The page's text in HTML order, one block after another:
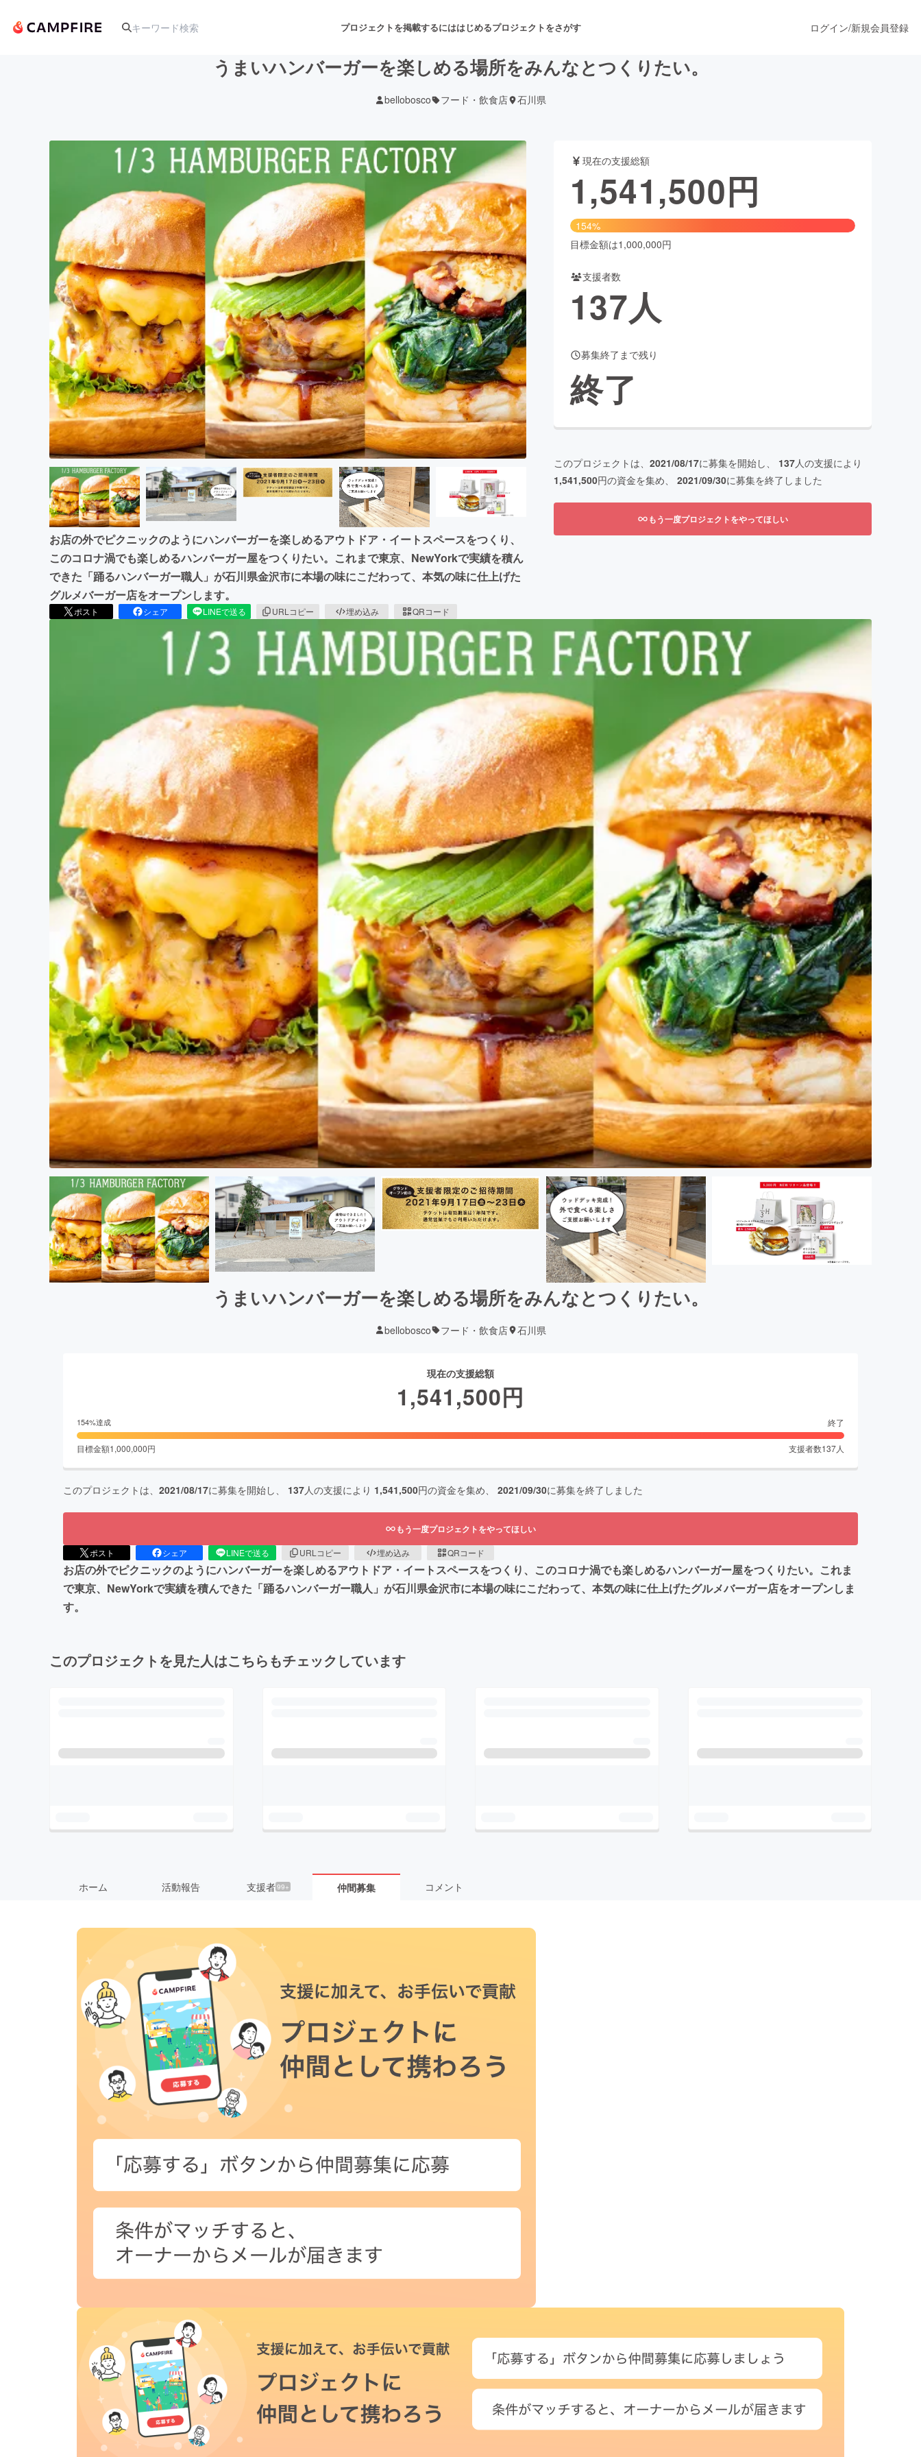
プロジェクトを掲載するにははじめるプロジェクトをさがす
アート・写真 音楽 舞台・パフォーマンス
テクノロジー・ガジェット ゲーム・サービス開発 フード・飲食店 ファッション
映像・映画 書籍・雑誌出版 アニメ・漫画
ビジネス・起業 チャレンジ ビューティー・ヘルスケア
まちづくり・地域活性化
CAMPFIRE for Social GoodCAMPFIRE Creation
CAMPFIREふるさと納税machi-yaコミュニティ
ログイン/新規会員登録
うまいハンバーガーを楽しめる場所をみんなとつくりたい。
bellobosco フード・飲食店 石川県
お店の外でピクニックのようにハンバーガーを楽しめるアウトドア・イートスペースをつくり、
このコロナ渦でも楽しめるハンバーガー屋をつくりたい。これまで東京、NewYorkで実績を積ん
できた「踊るハンバーガー職人」が石川県金沢市に本場の味にこだわって、本気の味に仕上げた
グルメバーガー店をオープンします。
ポスト シェア LINEで送る URLコピー 埋め込み QRコード
現在の支援総額
1,541,500円
154%
目標金額は1,000,000円
支援者数
137人
募集終了まで残り
終了
このプロジェクトは、 2021/08/17に募集を開始し、 137人の支援により
1,541,500円の資金を集め、 2021/09/30に募集を終了しました
もう一度プロジェクトをやってほしい
うまいハンバーガーを楽しめる場所をみんなとつくりたい。
bellobosco フード・飲食店 石川県
現在の支援総額
1,541,500円
154%達成 終了
目標金額1,000,000円 支援者数137人
このプロジェクトは、 2021/08/17に募集を開始し、 137人の支援により 1,541,500円の資金を集め、 2021/09/30に募集を終了しました
もう一度プロジェクトをやってほしい
ポスト シェア LINEで送る URLコピー 埋め込み QRコード
お店の外でピクニックのようにハンバーガーを楽しめるアウトドア・イートスペースをつくり、このコロナ渦でも楽しめるハンバーガー屋をつくりたい。これま
で東京、NewYorkで実績を積んできた「踊るハンバーガー職人」が石川県金沢市に本場の味にこだわって、本気の味に仕上げたグルメバーガー店をオープンしま
す。
このプロジェクトを見た人はこちらもチェックしています
ホーム 活動報告 支援者99+ 仲間募集 コメント